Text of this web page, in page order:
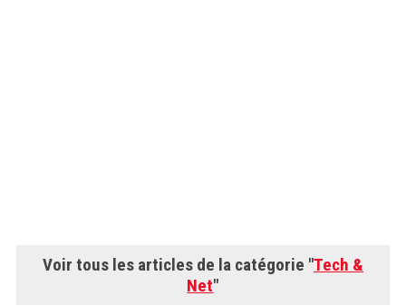
Voir tous les articles de la catégorie "Tech &
Net"